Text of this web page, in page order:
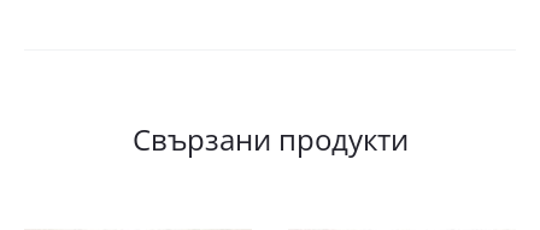
Свързани продукти